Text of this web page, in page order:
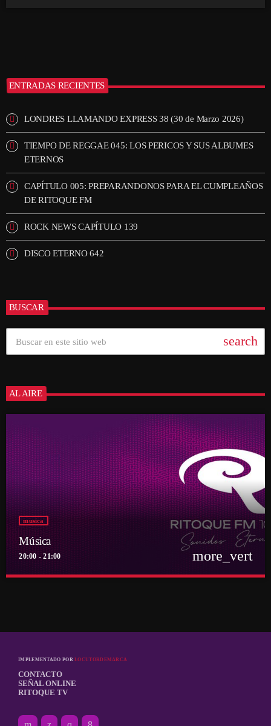
ENTRADAS RECIENTES
LONDRES LLAMANDO EXPRESS 38 (30 de Marzo 2026)
TIEMPO DE REGGAE 045: LOS PERICOS Y SUS ALBUMES
ETERNOS
CAPÍTULO 005: PREPARANDONOS PARA EL CUMPLEAÑOS
DE RITOQUE FM
ROCK NEWS CAPÍTULO 139
DISCO ETERNO 642
BUSCAR
search
AL AIRE
musica
Música
20:00 - 21:00 more_vert
Música
IMPLEMENTADO PORLOCUTORDEMARCA
CONTACTO
SEÑAL ONLINE
RITOQUE TV